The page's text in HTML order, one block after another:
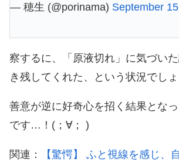
— 穂生 (@porinama) September
察するに、「原液切れ」に気づい
き残してくれた、という状況でし
善意が逆に好奇心を招く結果とな
です…！(；∀； )
関連：
【驚愕】 ふと視線を感じ、